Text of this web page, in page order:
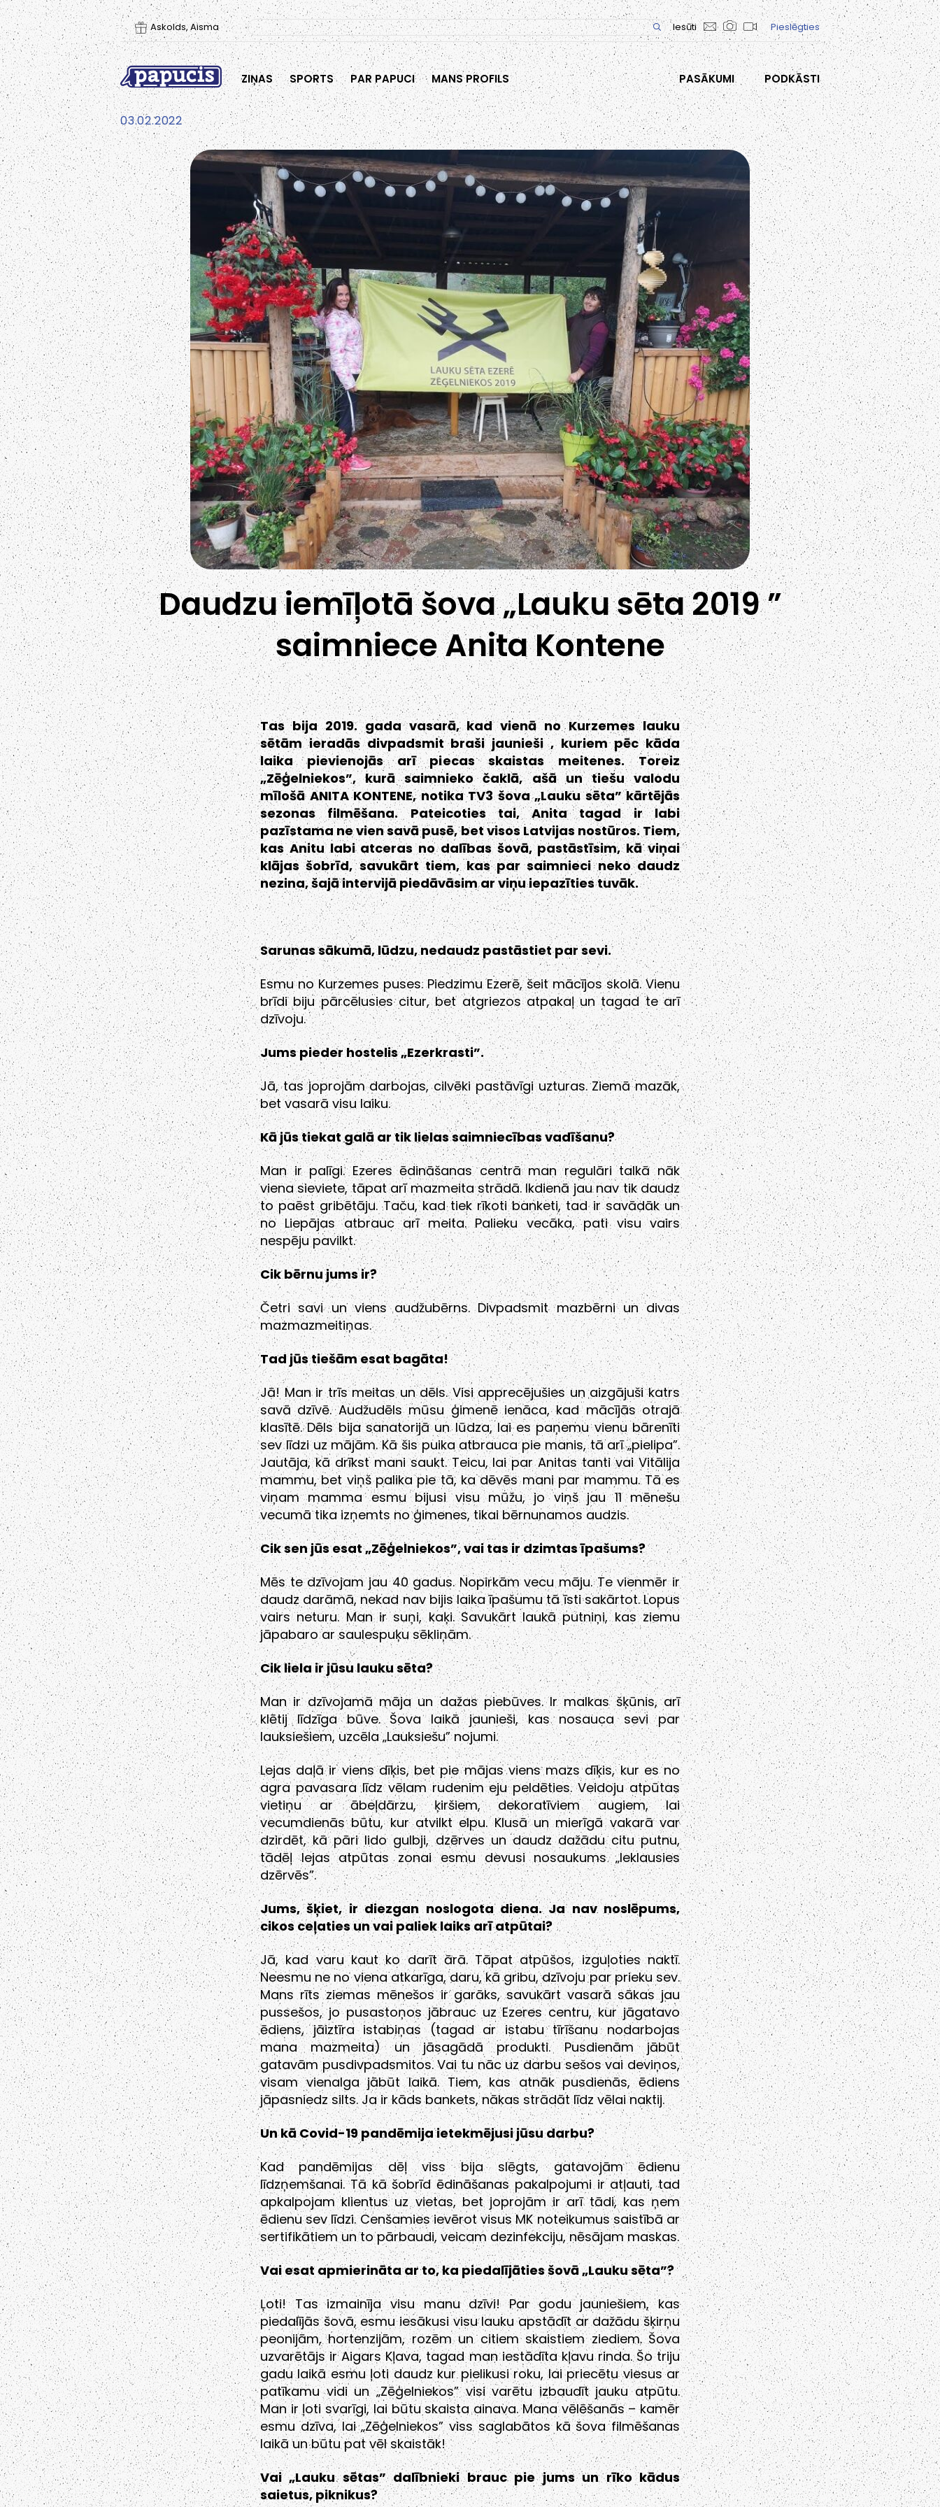
Askolds, Aisma Iesūti Pieslēgties
ZIŅAS SPORTS PAR PAPUCI MANS PROFILS PASĀKUMI PODKĀSTI
03.02.2022
Daudzu iemīļotā šova „Lauku sēta 2019 ”
saimniece Anita Kontene
Tas bija 2019. gada vasarā, kad vienā no Kurzemes lauku
sētām ieradās divpadsmit braši jaunieši , kuriem pēc kāda
laika pievienojās arī piecas skaistas meitenes. Toreiz
„Zēģelniekos”, kurā saimnieko čaklā, ašā un tiešu valodu
mīlošā ANITA KONTENE, notika TV3 šova „Lauku sēta” kārtējās
sezonas filmēšana. Pateicoties tai, Anita tagad ir labi
pazīstama ne vien savā pusē, bet visos Latvijas nostūros. Tiem,
kas Anitu labi atceras no dalības šovā, pastāstīsim, kā viņai
klājas šobrīd, savukārt tiem, kas par saimnieci neko daudz
nezina, šajā intervijā piedāvāsim ar viņu iepazīties tuvāk.
Sarunas sākumā, lūdzu, nedaudz pastāstiet par sevi.
Esmu no Kurzemes puses. Piedzimu Ezerē, šeit mācījos skolā. Vienu
brīdi biju pārcēlusies citur, bet atgriezos atpakaļ un tagad te arī
dzīvoju.
Jums pieder hostelis „Ezerkrasti”.
Jā, tas joprojām darbojas, cilvēki pastāvīgi uzturas. Ziemā mazāk,
bet vasarā visu laiku.
Kā jūs tiekat galā ar tik lielas saimniecības vadīšanu?
Man ir palīgi. Ezeres ēdināšanas centrā man regulāri talkā nāk
viena sieviete, tāpat arī mazmeita strādā. Ikdienā jau nav tik daudz
to paēst gribētāju. Taču, kad tiek rīkoti banketi, tad ir savādāk un
no Liepājas atbrauc arī meita. Palieku vecāka, pati visu vairs
nespēju pavilkt.
Cik bērnu jums ir?
Četri savi un viens audžubērns. Divpadsmit mazbērni un divas
mazmazmeitiņas.
Tad jūs tiešām esat bagāta!
Jā! Man ir trīs meitas un dēls. Visi apprecējušies un aizgājuši katrs
savā dzīvē. Audžudēls mūsu ģimenē ienāca, kad mācījās otrajā
klasītē. Dēls bija sanatorijā un lūdza, lai es paņemu vienu bārenīti
sev līdzi uz mājām. Kā šis puika atbrauca pie manis, tā arī „pielipa”.
Jautāja, kā drīkst mani saukt. Teicu, lai par Anitas tanti vai Vitālija
mammu, bet viņš palika pie tā, ka dēvēs mani par mammu. Tā es
viņam mamma esmu bijusi visu mūžu, jo viņš jau 11 mēnešu
vecumā tika izņemts no ģimenes, tikai bērnunamos audzis.
Cik sen jūs esat „Zēģelniekos”, vai tas ir dzimtas īpašums?
Mēs te dzīvojam jau 40 gadus. Nopirkām vecu māju. Te vienmēr ir
daudz darāmā, nekad nav bijis laika īpašumu tā īsti sakārtot. Lopus
vairs neturu. Man ir suņi, kaķi. Savukārt laukā putniņi, kas ziemu
jāpabaro ar saulespuķu sēkliņām.
Cik liela ir jūsu lauku sēta?
Man ir dzīvojamā māja un dažas piebūves. Ir malkas šķūnis, arī
klētij līdzīga būve. Šova laikā jaunieši, kas nosauca sevi par
lauksiešiem, uzcēla „Lauksiešu” nojumi.
Lejas daļā ir viens dīķis, bet pie mājas viens mazs dīķis, kur es no
agra pavasara līdz vēlam rudenim eju peldēties. Veidoju atpūtas
vietiņu ar ābeļdārzu, ķiršiem, dekoratīviem augiem, lai
vecumdienās būtu, kur atvilkt elpu. Klusā un mierīgā vakarā var
dzirdēt, kā pāri lido gulbji, dzērves un daudz dažādu citu putnu,
tādēļ lejas atpūtas zonai esmu devusi nosaukums „Ieklausies
dzērvēs”.
Jums, šķiet, ir diezgan noslogota diena. Ja nav noslēpums,
cikos ceļaties un vai paliek laiks arī atpūtai?
Jā, kad varu kaut ko darīt ārā. Tāpat atpūšos, izguļoties naktī.
Neesmu ne no viena atkarīga, daru, kā gribu, dzīvoju par prieku sev.
Mans rīts ziemas mēnešos ir garāks, savukārt vasarā sākas jau
pussešos, jo pusastoņos jābrauc uz Ezeres centru, kur jāgatavo
ēdiens, jāiztīra istabiņas (tagad ar istabu tīrīšanu nodarbojas
mana mazmeita) un jāsagādā produkti. Pusdienām jābūt
gatavām pusdivpadsmitos. Vai tu nāc uz darbu sešos vai deviņos,
visam vienalga jābūt laikā. Tiem, kas atnāk pusdienās, ēdiens
jāpasniedz silts. Ja ir kāds bankets, nākas strādāt līdz vēlai naktij.
Un kā Covid-19 pandēmija ietekmējusi jūsu darbu?
Kad pandēmijas dēļ viss bija slēgts, gatavojām ēdienu
līdzņemšanai. Tā kā šobrīd ēdināšanas pakalpojumi ir atļauti, tad
apkalpojam klientus uz vietas, bet joprojām ir arī tādi, kas ņem
ēdienu sev līdzi. Cenšamies ievērot visus MK noteikumus saistībā ar
sertifikātiem un to pārbaudi, veicam dezinfekciju, nēsājam maskas.
Vai esat apmierināta ar to, ka piedalījāties šovā „Lauku sēta”?
Ļoti! Tas izmainīja visu manu dzīvi! Par godu jauniešiem, kas
piedalījās šovā, esmu iesākusi visu lauku apstādīt ar dažādu šķirņu
peonijām, hortenzijām, rozēm un citiem skaistiem ziediem. Šova
uzvarētājs ir Aigars Kļava, tagad man iestādīta kļavu rinda. Šo triju
gadu laikā esmu ļoti daudz kur pielikusi roku, lai priecētu viesus ar
patīkamu vidi un „Zēģelniekos” visi varētu izbaudīt jauku atpūtu.
Man ir ļoti svarīgi, lai būtu skaista ainava. Mana vēlēšanās – kamēr
esmu dzīva, lai „Zēģelniekos” viss saglabātos kā šova filmēšanas
laikā un būtu pat vēl skaistāk!
Vai „Lauku sētas” dalībnieki brauc pie jums un rīko kādus
saietus, piknikus?